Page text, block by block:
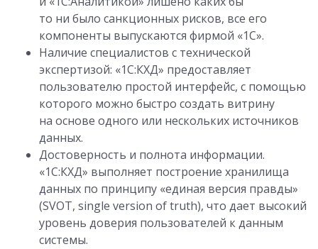
то ни было санкционных рисков, все его
компоненты выпускаются фирмой «1С».
Наличие специалистов с технической
экспертизой: «1С:КХД» предоставляет
пользователю простой интерфейс, с помощью
которого можно быстро создать витрину
на основе одного или нескольких источников
данных.
Достоверность и полнота информации.
«1С:КХД» выполняет построение хранилища
данных по принципу «единая версия правды»
(SVOT, single version of truth), что дает высокий
уровень доверия пользователей к данным
системы.